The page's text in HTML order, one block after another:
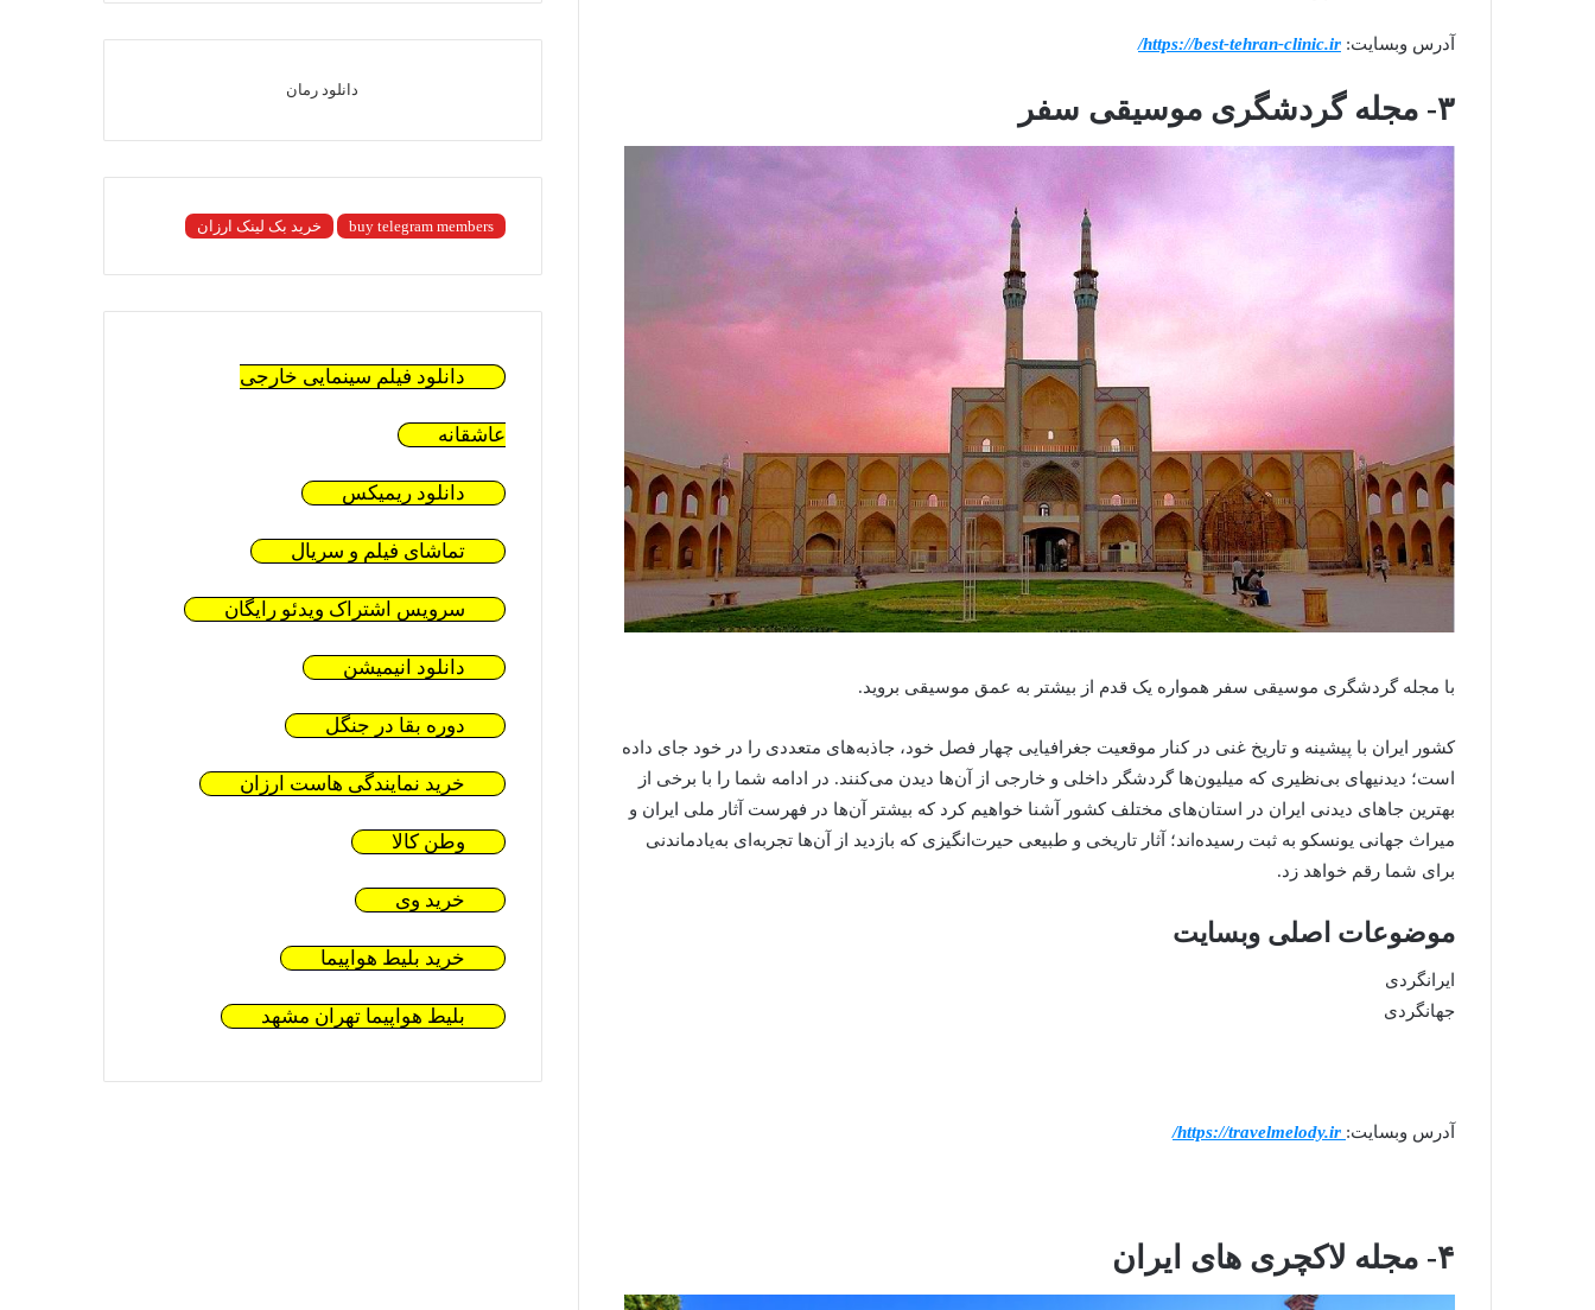
آدرس وبسایت: https://best-tehran-clinic.ir/
۳- مجله گردشگری موسیقی سفر
با مجله گردشگری موسیقی سفر همواره یک قدم از بیشتر به عمق موسیقی بروید.
کشور ایران با پیشینه و تاریخ غنی در کنار موقعیت جغرافیایی چهار فصل خود، جاذبه‌های متعددی را در خود جای داده
است؛ دیدنیهای بی‌نظیری که میلیون‌ها گردشگر داخلی و خارجی از آن‌ها دیدن می‌کنند. در ادامه شما را با برخی از
بهترین جاهای دیدنی ایران در استان‌های مختلف کشور آشنا خواهیم کرد که بیشتر آن‌ها در فهرست آثار ملی ایران و
میراث جهانی یونسکو به ثبت رسیده‌اند؛ آثار تاریخی و طبیعی حیرت‌انگیزی که بازدید از آن‌ها تجربه‌ای به‌یادماندنی
برای شما رقم خواهد زد.
موضوعات اصلی وبسایت
ایرانگردی
جهانگردی
آدرس وبسایت:
۴- مجله لاکچری های ایران
دانلود رمان
buy telegram members خرید بک لینک ارزان
دانلود فیلم سینمایی خارجی
عاشقانه
دانلود ریمیکس
تماشای فیلم و سریال
سرویس اشتراک ویدئو رایگان
دانلود انیمیشن
دوره بقا در جنگل
خرید نمایندگی هاست ارزان
وطن کالا
خرید وی
خرید بلیط هواپیما
بلیط هواپیما تهران مشهد